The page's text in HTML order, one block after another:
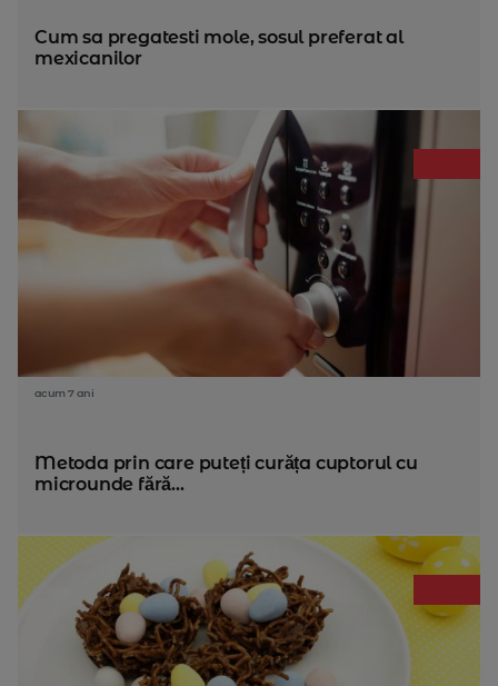
Cum sa pregatesti mole, sosul preferat al
mexicanilor
acum 7 ani
Metoda prin care puteți curăța cuptorul cu
microunde fără...